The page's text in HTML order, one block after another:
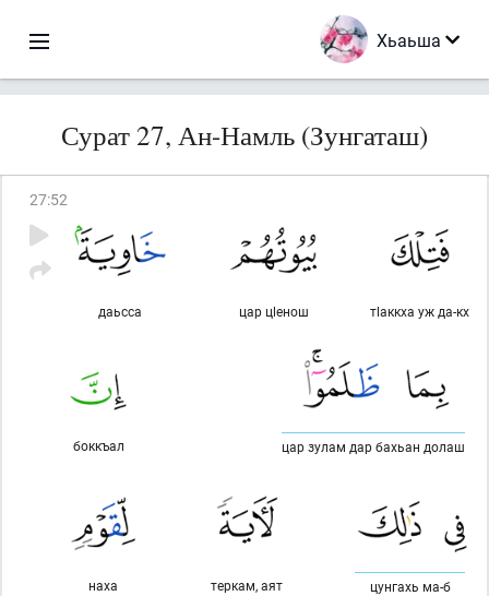
Хьаьша
Сурат 27, Ан-Намль (Зунгаташ)
27:52
тlаккха уж да-кх
цар цlенош
даьсса
цар зулам дар бахьан долаш
боккъал
цунгахь ма-б
теркам, аят
наха